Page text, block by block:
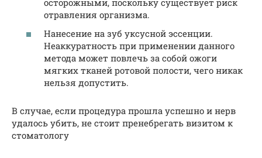
осторожными, поскольку существует риск
отравления организма.
Нанесение на зуб уксусной эссенции.
Неаккуратность при применении данного
метода может повлечь за собой ожоги
мягких тканей ротовой полости, чего никак
нельзя допустить.
В случае, если процедура прошла успешно и нерв
удалось убить, не стоит пренебрегать визитом к
стоматологу